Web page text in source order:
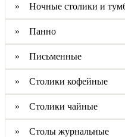
» Ночные столики и
» Панно
» Письменные
» Столики кофейные
» Столики чайные
» Столы журнальные